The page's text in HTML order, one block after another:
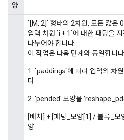
양
`[M, 2]` 형태의 2차원, 모든 값은
입력 차원 `i + 1`에 대한 패딩을
나누어야 합니다.
이 작업은 다음 단계와 동일합니다.
1. `paddings`에 따라 입력의 차
다.
2. 'pended' 모양을
[배치] + [패딩_모양[1] / 블록_
양